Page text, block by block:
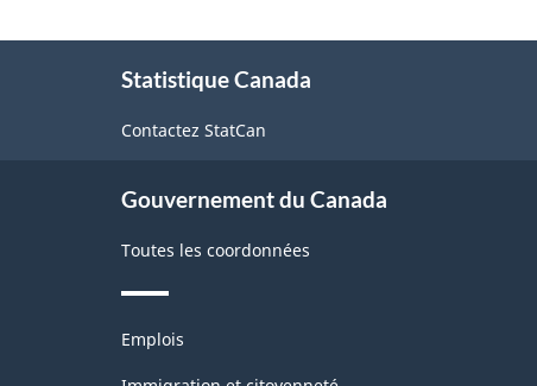
Statistique Canada
Contactez StatCan
Gouvernement du Canada
Toutes les coordonnées
Thèmes
sujets
Emplois